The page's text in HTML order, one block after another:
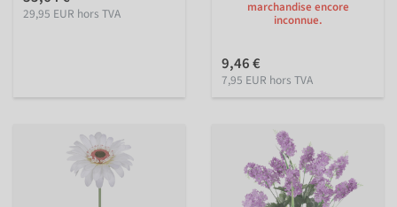
29,95 EUR hors TVA
marchandise encore
inconnue.
9,46 €
7,95 EUR hors TVA